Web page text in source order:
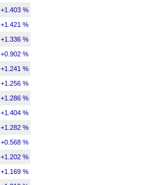
+1.403 %
+1.421 %
+1.336 %
+0.902 %
+1.241 %
+1.256 %
+1.286 %
+1.404 %
+1.282 %
+0.568 %
+1.202 %
+1.169 %